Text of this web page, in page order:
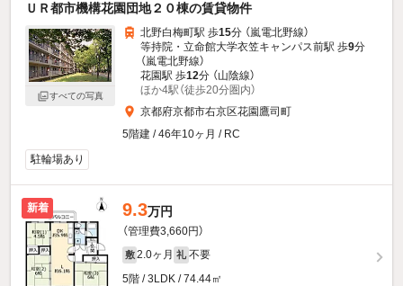
ＵＲ都市機構花園団地２０棟の賃貸物件
すべての写真
北野白梅町駅 歩15分 （嵐電北野線）
等持院・立命館大学衣笠キャンパス前駅 歩9分
（嵐電北野線）
花園駅 歩12分 （山陰線）
ほか4駅（徒歩20分圏内）
京都府京都市右京区花園鷹司町
5階建 / 46年10ヶ月 / RC
駐輪場あり
新着 9.3万円
（管理費3,660円）
敷 2.0ヶ月 礼 不要
5階 / 3LDK / 74.44㎡